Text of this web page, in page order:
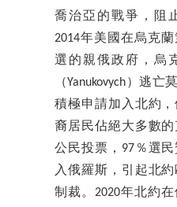
喬治亞的戰爭，阻
2014年美國在烏克
選的親俄政府，烏
（Yanukovych）逃
積極申請加入北約
裔居民佔絕大多數
公民投票，97％選
入俄羅斯，引起北
制裁。2020年北約